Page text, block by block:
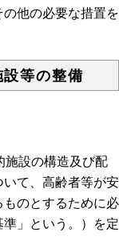
他の必要な措置を
等の整備
設の構造及び配
て、高齢者等が安
のとするために必
」という。）を定